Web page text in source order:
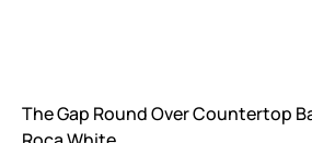
The Gap Round Over Countertop